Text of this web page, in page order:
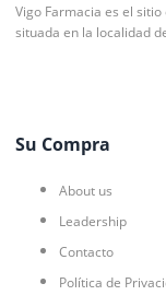
Vigo Farmacia es el
situada en la localidad
Su Compra
About us
Leadership
Contacto
Política de